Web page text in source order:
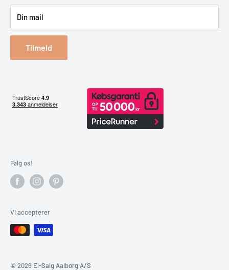
Reklamation & retur
Bestil returlabel
Din mail
Tilmeld
Følg os!
Vi accepterer
© 2026 El-Salg Aalborg A/S